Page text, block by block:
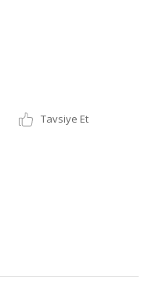
Tavsiye Et